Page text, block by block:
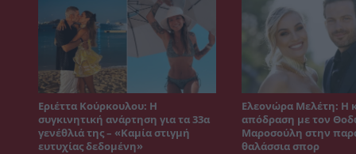
Εριέττα Κούρκουλου: Η
συγκινητική ανάρτηση για τα 33α
γενέθλιά της – «Καμία στιγμή
ευτυχίας δεδομένη»
Ελεονώρα Μελέτη: Η
απόδραση με τον
Μαροσούλη στην
θαλάσσια σπορ